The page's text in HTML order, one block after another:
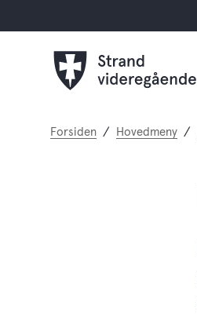
Du
Forsiden Hovedmeny